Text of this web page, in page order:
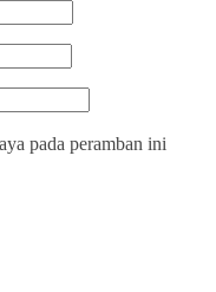
pada peramban ini